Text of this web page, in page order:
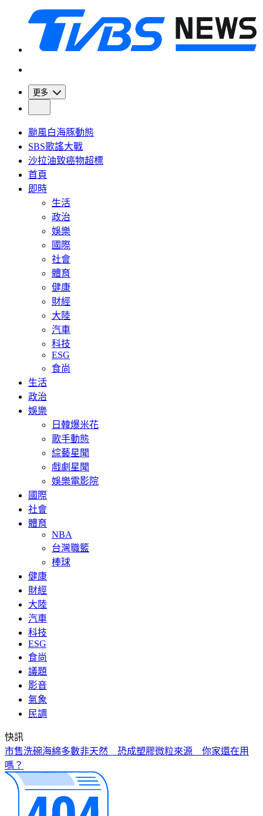
更多
颱風白海豚動態
SBS歌謠大戰
沙拉油致癌物超標
首頁
即時
生活
政治
娛樂
國際
社會
體育
健康
財經
大陸
汽車
科技
ESG
食尚
生活
政治
娛樂
日韓爆米花
歌手動態
綜藝星聞
戲劇星聞
娛樂電影院
國際
社會
體育
NBA
台灣職籃
棒球
健康
財經
大陸
汽車
科技
ESG
食尚
議題
影音
氣象
民調
快訊
市售洗碗海綿多數非天然 恐成塑膠微粒來源 你家還在用
嗎？